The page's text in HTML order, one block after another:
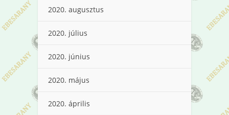
2020. augusztus
2020. július
2020. június
2020. május
2020. április